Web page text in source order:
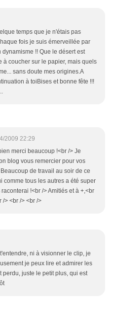
temps que je n'étais pas
fois je suis émerveillée par
!! Que le désert est
à coucher sur le papier, mais quels
sans doute mes origines.A
à toiBises et bonne fête !!!
2009 22:29
merci beaucoup !<br /> Je
blog vous remercier pour vos
de travail au soir de ce
comme tous les autres a été super
raconterai !<br /> Amitiés et à +,<br
/> <br /> <br />
ni à visionner le clip, je
je peux lire et admirer les
perdu, juste le petit plus, qui est